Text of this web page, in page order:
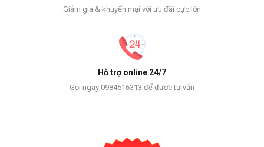
Giảm giá & khuyến mại với ưu đãi cực lớn
Hỗ trợ online 24/7
Gọi ngay 0984516313 để được tư vấn